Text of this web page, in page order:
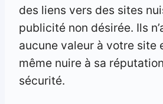
des liens vers des sites
publicité non désirée. Ils
aucune valeur à votre site
même nuire à sa
sécurité.